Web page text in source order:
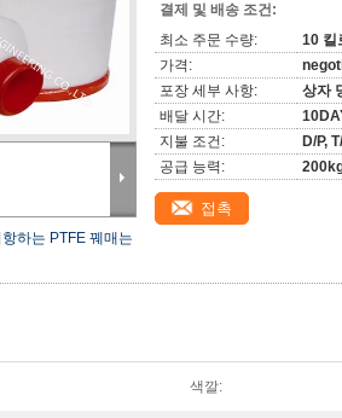
하는 PTFE 꿰매는
결제 및 배송 조건:
최소 주문 수량:
10 킬
가격:
포장 세부 사항:
상자
배달 시간:
지불 조건:
D/P,
공급 능력:
접촉
색깔: